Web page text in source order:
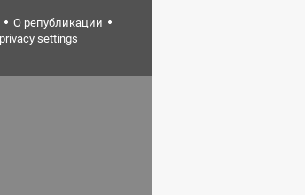
О републикации
settings